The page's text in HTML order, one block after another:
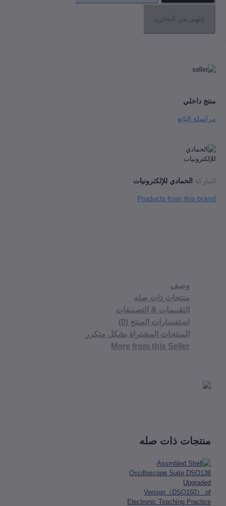
إنتهى من المخزن
منتج داخلي
مراسلة البائع
الماركة الحمادي للإلكترونيات
Products from this brand
وصف
منتجات ذات صله
التقييمات & التصنيفات
استفسارات المنتج (0)
المنتجات المشتراة بشكل متكرر
More from this Seller
منتجات ذات صله